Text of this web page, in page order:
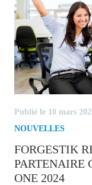
Publié le 10 mars
NOUVELLES
FORGESTIK
PARTENAIRE
ONE 2024